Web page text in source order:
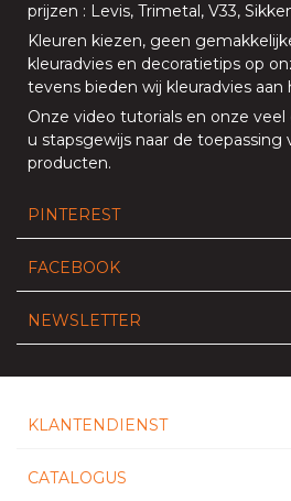
prijzen : Levis, Trimetal, V33,
Kleuren kiezen, geen
kleuradvies en decoratietips op
tevens bieden wij kleuradvies aan
Onze video tutorials en onze veel
u stapsgewijs naar de toepassing
producten.
PINTEREST
FACEBOOK
NEWSLETTER
KLANTENDIENST
CATALOGUS